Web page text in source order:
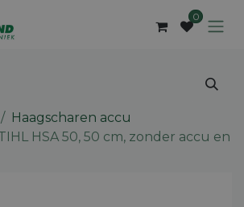
0
Haagscharen accu
HSA 50, 50 cm, zonder accu en